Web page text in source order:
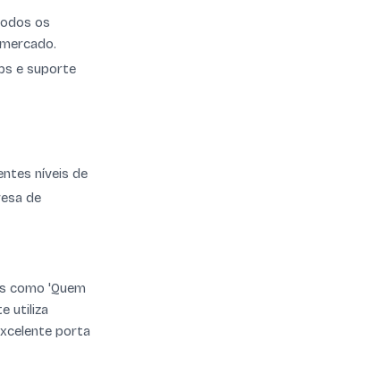
os
e suporte
níveis de
de
como 'Quem
utiliza
porta